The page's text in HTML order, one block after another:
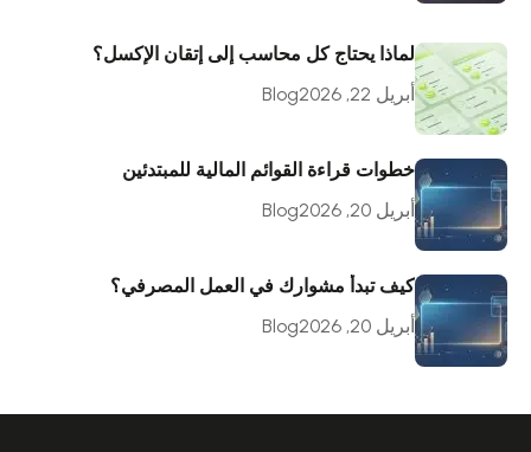
لماذا يحتاج كل محاسب إلى إتقان الإكسل؟
أبريل 22, 2026
Blog
خطوات قراءة القوائم المالية للمبتدئين
أبريل 20, 2026
Blog
كيف تبدأ مشوارك في العمل المصرفي؟
أبريل 20, 2026
Blog